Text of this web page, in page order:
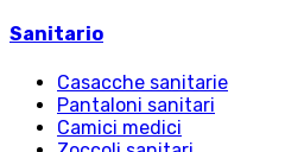
Sanitario
Casacche sanitarie
Pantaloni sanitari
Camici medici